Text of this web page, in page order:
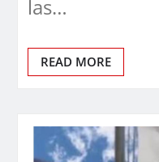
las…
READ MORE